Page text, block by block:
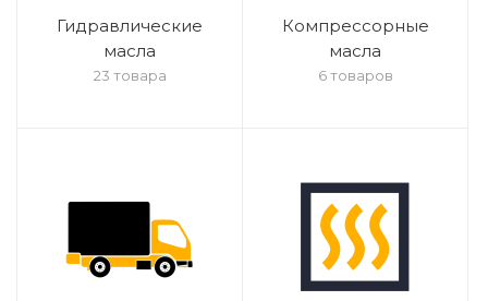
Гидравлические
масла
23 товара
Компрессорные
масла
6 товаров